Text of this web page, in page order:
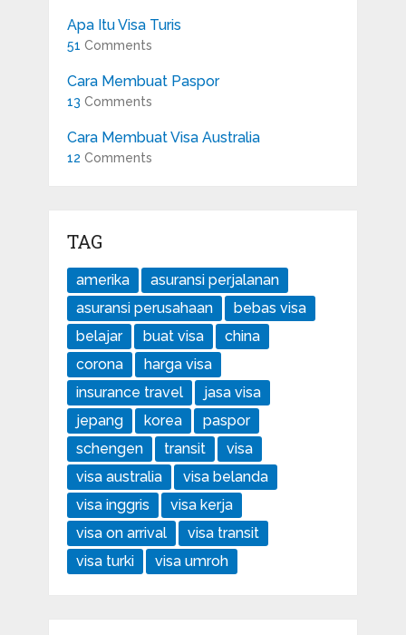
Apa Itu Visa Turis
51 Comments
Cara Membuat Paspor
13 Comments
Cara Membuat Visa Australia
12 Comments
TAG
amerika
asuransi perjalanan
asuransi perusahaan
bebas visa
belajar
buat visa
china
corona
harga visa
insurance travel
jasa visa
jepang
korea
paspor
schengen
transit
visa
visa australia
visa belanda
visa inggris
visa kerja
visa on arrival
visa transit
visa turki
visa umroh